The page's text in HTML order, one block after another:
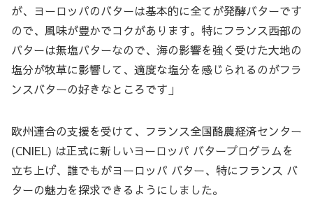
が、ヨーロッパのバターは基本的に全てが発酵バターです
ので、風味が豊かでコクがあります。特にフランス西部の
バターは無塩バターなので、海の影響を強く受けた大地の
塩分が牧草に影響して、適度な塩分を感じられるのがフラ
ンスバターの好きなところです」
欧州連合の支援を受けて、フランス全国酪農経済センター
(CNIEL) は正式に新しいヨーロッパ バタープログラムを
立ち上げ、誰でもがヨーロッパ バター、特にフランス バ
ターの魅力を探求できるようにしました。